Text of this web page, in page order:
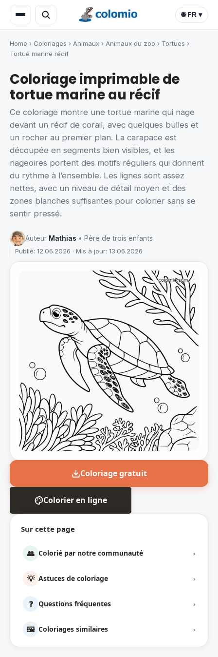
🌐 FR ▾
Home › Coloriages › Animaux › Animaux du zoo › Tortues ›
Tortue marine récif
Coloriage imprimable de
tortue marine au récif
Ce coloriage montre une tortue marine qui nage
devant un récif de corail, avec quelques bulles et
un rocher au premier plan. La carapace est
découpée en segments bien visibles, et les
nageoires portent des motifs réguliers qui donnent
du rythme à l’ensemble. Les lignes sont assez
nettes, avec un niveau de détail moyen et des
zones blanches suffisantes pour colorier sans se
sentir pressé.
Auteur Mathias • Père de trois enfants
Publié: 12.06.2026 · Mis à jour: 13.06.2026
Sur cette page
👥 Colorié par notre communauté ›
💡 Astuces de coloriage ›
❓ Questions fréquentes ›
🖼️ Coloriages similaires ›
Coloriage gratuit
Colorier en ligne